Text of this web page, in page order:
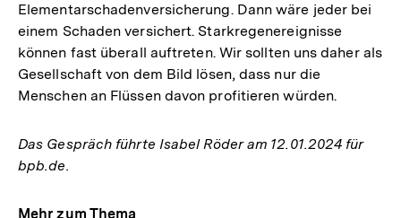
Elementarschadenversicherung. Dann wäre jeder bei
einem Schaden versichert. Starkregenereignisse
können fast überall auftreten. Wir sollten uns daher als
Gesellschaft von dem Bild lösen, dass nur die
Menschen an Flüssen davon profitieren würden.
Das Gespräch führte Isabel Röder am 12.01.2024 für
bpb.de.
Mehr zum Thema